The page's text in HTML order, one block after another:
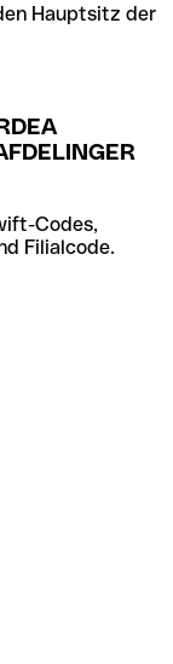
Hauptsitz der
Codes,
Filialcode.